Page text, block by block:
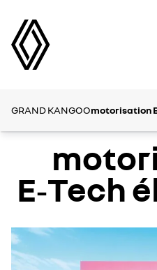
GRAND KANGOOmotorisation
E‑Tech